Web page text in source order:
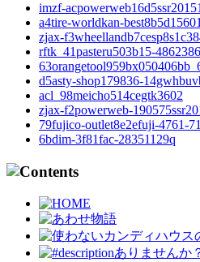
imzf-
a4tire-worldkan-
zjax-
rftk_41pasteru503b15-4862386
d5asty-shop179836-
acl_98meicho514cegtk3602
zjax-f2powerweb-
79fujico-outlet8e2efuji-4761-
6bdim-3f81fac-28351129q